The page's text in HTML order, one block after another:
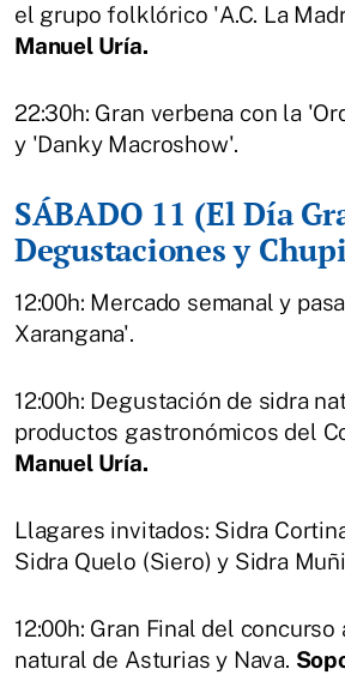
el grupo folklórico 'A.C. La
Manuel Uría.
22:30h: Gran verbena con la
y 'Danky Macroshow'.
SÁBADO 11 (El Día
Degustaciones y
12:00h: Mercado semanal y
Xarangana'.
12:00h: Degustación de sidra
productos gastronómicos del
Manuel Uría.
Llagares invitados: Sidra
Sidra Quelo (Siero) y Sidra
12:00h: Gran Final del concurso
natural de Asturias y Nava.